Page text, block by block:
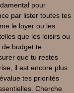
pour
par lister toutes tes
le loyer ou les
que les loisirs ou
budget te
que tu restes
il est encore plus
tes priorités
Cherche